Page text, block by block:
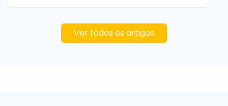
Ver todos os artigos